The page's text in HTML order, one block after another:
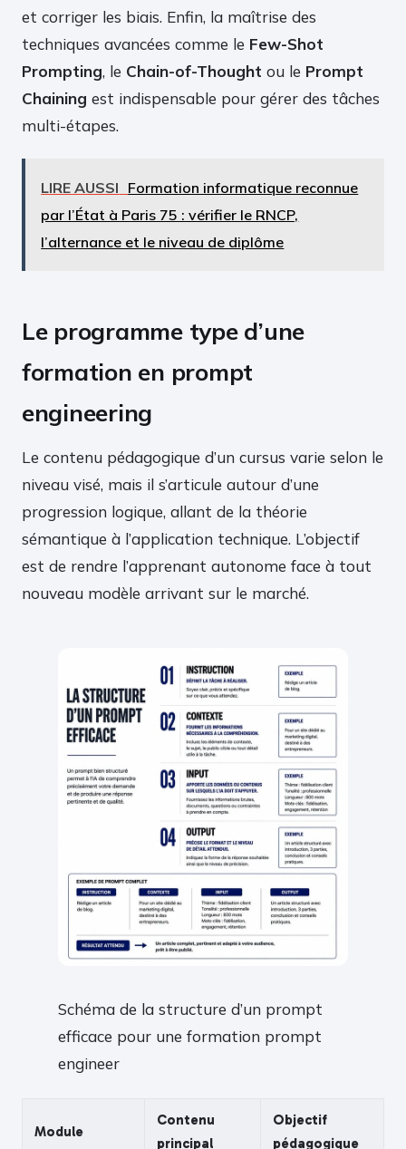
et corriger les biais. Enfin, la maîtrise des
techniques avancées comme le Few-Shot
Prompting, le Chain-of-Thought ou le Prompt
Chaining est indispensable pour gérer des tâches
multi-étapes.
LIRE AUSSI Formation informatique reconnue
par l’État à Paris 75 : vérifier le RNCP,
l’alternance et le niveau de diplôme
Le programme type d’une
formation en prompt
engineering
Le contenu pédagogique d’un cursus varie selon le
niveau visé, mais il s’articule autour d’une
progression logique, allant de la théorie
sémantique à l’application technique. L’objectif
est de rendre l’apprenant autonome face à tout
nouveau modèle arrivant sur le marché.
Schéma de la structure d’un prompt
efficace pour une formation prompt
engineer
Module
Contenu
principal
Objectif
pédagogique